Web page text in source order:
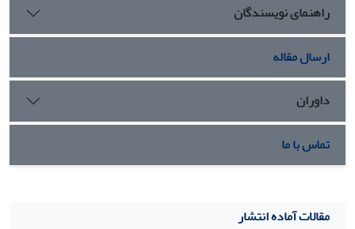
کاندیدای مناسبی برای پیگیری می باشند.
راهنمای نویسندگان
ارسال مقاله
داوران
تماس با ما
مقالات آماده انتشار